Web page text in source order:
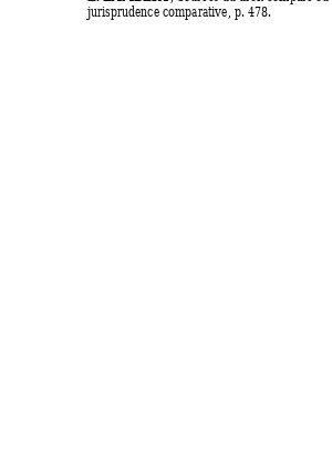
jurisprudence comparative, p. 478.